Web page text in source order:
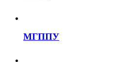
МГППУ